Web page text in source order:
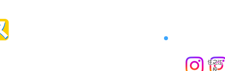
住之江
校